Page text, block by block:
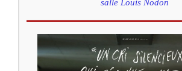
salle Louis Nodon